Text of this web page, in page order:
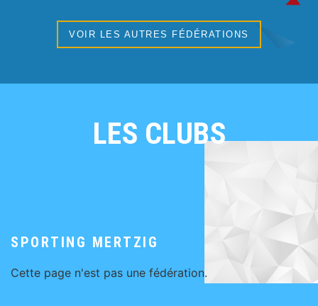
VOIR LES AUTRES FÉDÉRATIONS
LES CLUBS
SPORTING MERTZIG
Cette page n'est pas une fédération.